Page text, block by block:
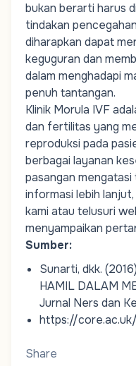
bukan berarti harus
tindakan
diharapkan dapat
keguguran dan
dalam menghadapi
penuh tantangan.
Klinik Morula IVF
dan fertilitas yang
reproduksi pada
berbagai layanan
pasangan mengatasi
informasi lebih
kami atau telusuri
menyampaikan
Sumber:
Sunarti, dkk.
HAMIL DALAM
Jurnal Ners dan
https://
Share